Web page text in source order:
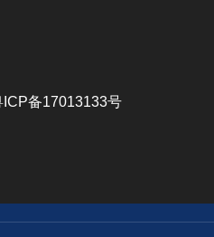
备17013133号